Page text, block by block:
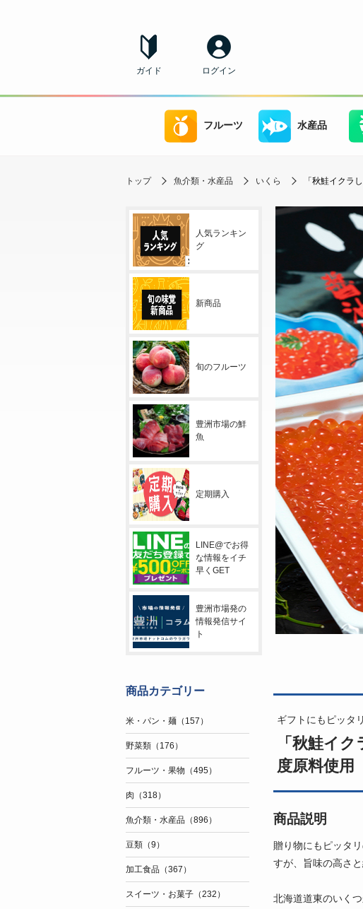
ガイド ログイン
フルーツ 水産品
トップ 魚介類・水産品 いくら 「秋鮭イクラ
ギフトにもピッタ
「秋鮭イ
度原料使用
商品説明
贈り物にもピッタ
すが、旨味の高さ
北海道道東のいく
人気ランキン
グ
新商品
旬のフルーツ
豊洲市場の鮮
魚
定期購入
LINE@でお得
な情報をイチ
早くGET
豊洲市場発の
情報発信サイ
ト
商品カテゴリー
米・パン・麺（157）
野菜類（176）
フルーツ・果物（495）
肉（318）
魚介類・水産品（896）
豆類（9）
加工食品（367）
スイーツ・お菓子（232）